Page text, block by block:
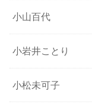
小山百代
小岩井ことり
小松未可子